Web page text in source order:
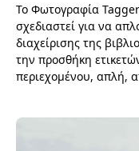
Το Φωτογραφία
σχεδιαστεί για να
διαχείρισης της
την προσθήκη
περιεχομένου, απλή,